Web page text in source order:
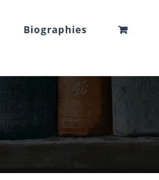
Biographies